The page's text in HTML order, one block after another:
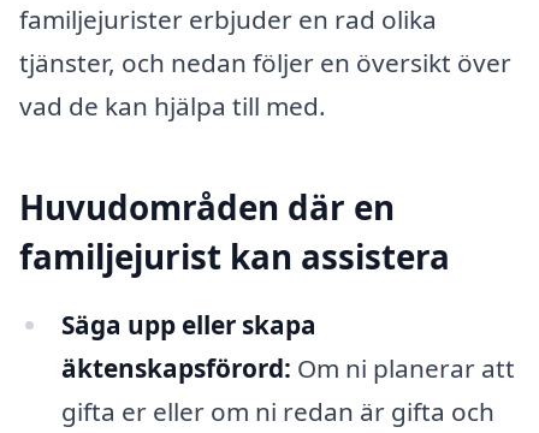
familjejurister erbjuder en rad olika
tjänster, och nedan följer en översikt över
vad de kan hjälpa till med.
Huvudområden där en
familjejurist kan assistera
Säga upp eller skapa
äktenskapsförord: Om ni planerar att
gifta er eller om ni redan är gifta och